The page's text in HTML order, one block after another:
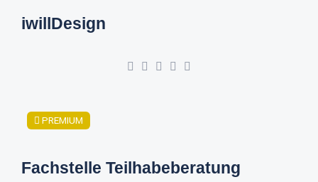
iwillDesign
PREMIUM
Fachstelle Teilhabeberatung